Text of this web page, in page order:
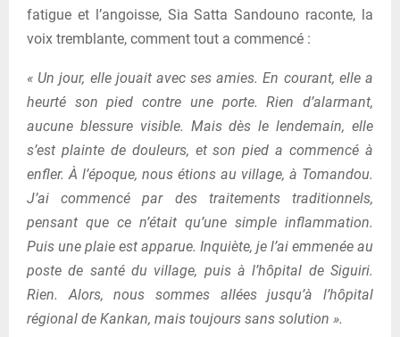
fatigue et l’angoisse, Sia Satta Sandouno raconte, la
voix tremblante, comment tout a commencé :
« Un jour, elle jouait avec ses amies. En courant, elle a
heurté son pied contre une porte. Rien d’alarmant,
aucune blessure visible. Mais dès le lendemain, elle
s’est plainte de douleurs, et son pied a commencé à
enfler. À l’époque, nous étions au village, à Tomandou.
J’ai commencé par des traitements traditionnels,
pensant que ce n’était qu’une simple inflammation.
Puis une plaie est apparue. Inquiète, je l’ai emmenée au
poste de santé du village, puis à l’hôpital de Siguiri.
Rien. Alors, nous sommes allées jusqu’à l’hôpital
régional de Kankan, mais toujours sans solution ».